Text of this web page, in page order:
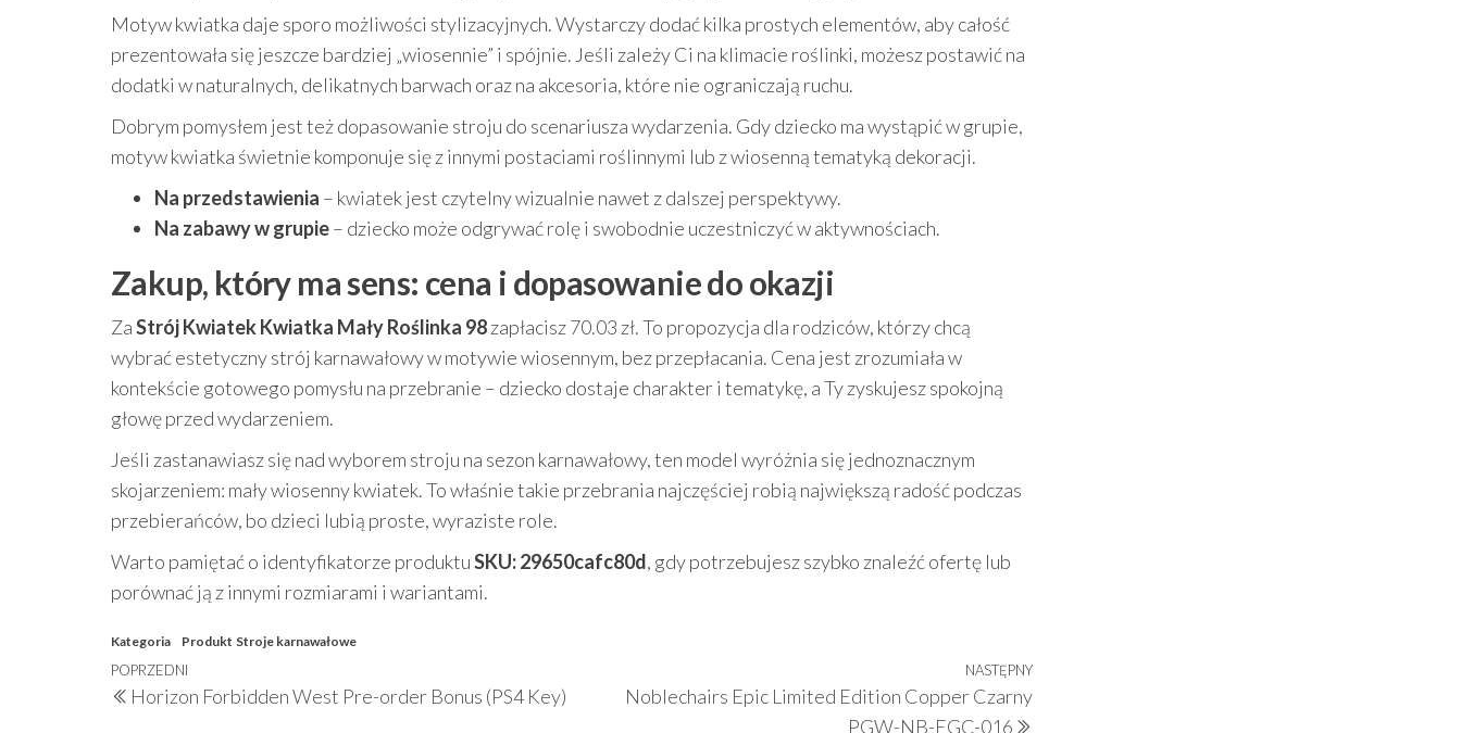
Motyw kwiatka daje sporo możliwości stylizacyjnych. Wystarczy dodać kilka prostych elementów, aby całość
prezentowała się jeszcze bardziej „wiosennie” i spójnie. Jeśli zależy Ci na klimacie roślinki, możesz postawić na
dodatki w naturalnych, delikatnych barwach oraz na akcesoria, które nie ograniczają ruchu.
Dobrym pomysłem jest też dopasowanie stroju do scenariusza wydarzenia. Gdy dziecko ma wystąpić w grupie,
motyw kwiatka świetnie komponuje się z innymi postaciami roślinnymi lub z wiosenną tematyką dekoracji.
Na przedstawienia – kwiatek jest czytelny wizualnie nawet z dalszej perspektywy.
Na zabawy w grupie– dziecko może odgrywać rolę i swobodnie uczestniczyć w aktywnościach.
Zakup, który ma sens: cena i dopasowanie do okazji
ZaStrój Kwiatek Kwiatka Mały Roślinka 98zapłacisz 70.03 zł. To propozycja dla rodziców, którzy chcą
wybrać estetyczny strój karnawałowy w motywie wiosennym, bez przepłacania. Cena jest zrozumiała w
kontekście gotowego pomysłu na przebranie – dziecko dostaje charakter i tematykę, a Ty zyskujesz spokojną
głowę przed wydarzeniem.
Jeśli zastanawiasz się nad wyborem stroju na sezon karnawałowy, ten model wyróżnia się jednoznacznym
skojarzeniem: mały wiosenny kwiatek. To właśnie takie przebrania najczęściej robią największą radość podczas
przebierańców, bo dzieci lubią proste, wyraziste role.
Warto pamiętać o identyfikatorze produktuSKU: 29650cafc80d, gdy potrzebujesz szybko znaleźć ofertę lub
porównać ją z innymi rozmiarami i wariantami.
Kategoria Produkt Stroje karnawałowe
Nawigacja
wpisu
Poprzedni
wpis
POPRZEDNI
Horizon Forbidden West Pre-order Bonus (PS4 Key)
Następny
wpis
NASTĘPNY
Noblechairs Epic Limited Edition Copper Czarny
PGW-NB-EGC-016